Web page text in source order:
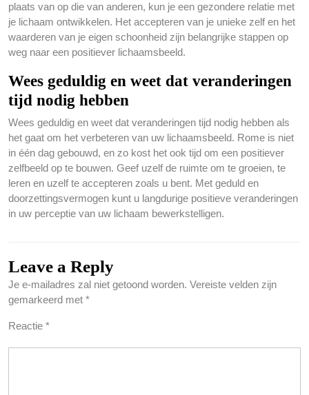
plaats van op die van anderen, kun je een gezondere relatie met
je lichaam ontwikkelen. Het accepteren van je unieke zelf en het
waarderen van je eigen schoonheid zijn belangrijke stappen op
weg naar een positiever lichaamsbeeld.
Wees geduldig en weet dat veranderingen
tijd nodig hebben
Wees geduldig en weet dat veranderingen tijd nodig hebben als
het gaat om het verbeteren van uw lichaamsbeeld. Rome is niet
in één dag gebouwd, en zo kost het ook tijd om een positiever
zelfbeeld op te bouwen. Geef uzelf de ruimte om te groeien, te
leren en uzelf te accepteren zoals u bent. Met geduld en
doorzettingsvermogen kunt u langdurige positieve veranderingen
in uw perceptie van uw lichaam bewerkstelligen.
Leave a Reply
Je e-mailadres zal niet getoond worden. Vereiste velden zijn
gemarkeerd met *
Reactie *